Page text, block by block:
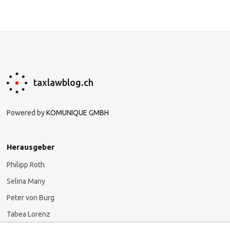
taxlawblog.ch
Powered byKOMUNIQUE GMBH
Herausgeber
Philipp Roth
Selina Many
Peter von Burg
Tabea Lorenz